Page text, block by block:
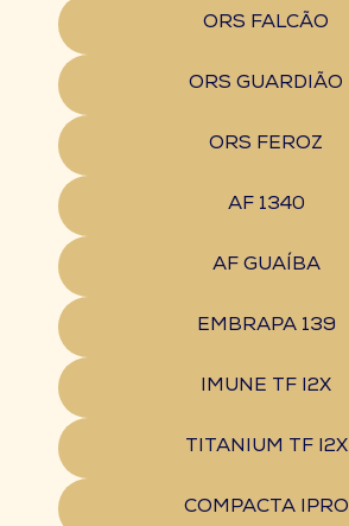
ORS FALCÃO
ORS GUARDIÃO
ORS FEROZ
AF 1340
AF GUAÍBA
EMBRAPA 139
IMUNE TF I2X
TITANIUM TF I2X
COMPACTA IPRO